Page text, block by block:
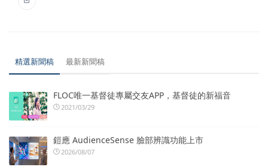
精選新聞稿 最新新聞稿
FLOC唯一基督徒專屬交友APP，基督徒的新福音
2021/03/29
鎧應 AudienceSense 臉部辨識功能上市
2026/08/07